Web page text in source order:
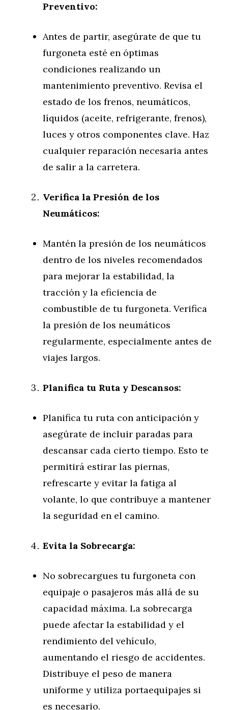
Preventivo:
Antes de partir, asegúrate de que tu
furgoneta esté en óptimas
condiciones realizando un
mantenimiento preventivo. Revisa el
estado de los frenos, neumáticos,
líquidos (aceite, refrigerante, frenos),
luces y otros componentes clave. Haz
cualquier reparación necesaria antes
de salir a la carretera.
Verifica la Presión de los
Neumáticos:
Mantén la presión de los neumáticos
dentro de los niveles recomendados
para mejorar la estabilidad, la
tracción y la eficiencia de
combustible de tu furgoneta. Verifica
la presión de los neumáticos
regularmente, especialmente antes de
viajes largos.
Planifica tu Ruta y Descansos:
Planifica tu ruta con anticipación y
asegúrate de incluir paradas para
descansar cada cierto tiempo. Esto te
permitirá estirar las piernas,
refrescarte y evitar la fatiga al
volante, lo que contribuye a mantener
la seguridad en el camino.
Evita la Sobrecarga:
No sobrecargues tu furgoneta con
equipaje o pasajeros más allá de su
capacidad máxima. La sobrecarga
puede afectar la estabilidad y el
rendimiento del vehículo,
aumentando el riesgo de accidentes.
Distribuye el peso de manera
uniforme y utiliza portaequipajes si
es necesario.